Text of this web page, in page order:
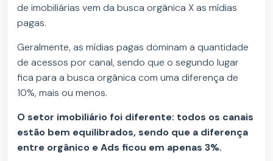
de imobiliárias vem da busca orgânica X as mídias
pagas.
Geralmente, as mídias pagas dominam a quantidade
de acessos por canal, sendo que o segundo lugar
fica para a busca orgânica com uma diferença de
10%, mais ou menos.
O setor imobiliário foi diferente: todos os canais
estão bem equilibrados, sendo que a diferença
entre orgânico e Ads ficou em apenas 3%.